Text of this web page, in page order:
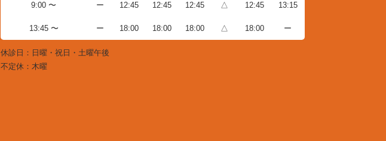
9:00 〜 ー 12:45 12:45 12:45 △ 12:45 13:15
13:45 〜 ー 18:00 18:00 18:00 △ 18:00 ー
休診日：日曜・祝日・土曜午後
不定休：木曜